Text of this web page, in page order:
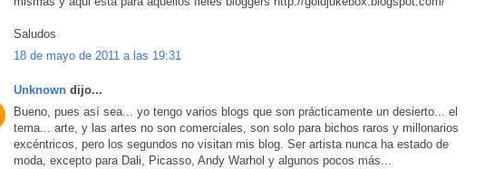
Saludos
18 de mayo de 2011 a las 19:31
Unknown dijo...
Bueno, pues así sea... yo tengo varios blogs que son prácticamente un desierto... el
tema... arte, y las artes no son comerciales, son solo para bichos raros y millonarios
excéntricos, pero los segundos no visitan mis blog. Ser artista nunca ha estado de
moda, excepto para Dali, Picasso, Andy Warhol y algunos pocos más...